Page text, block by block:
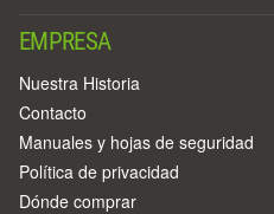
EMPRESA
Nuestra Historia
Contacto
Manuales y hojas de seguridad
Política de privacidad
Dónde comprar